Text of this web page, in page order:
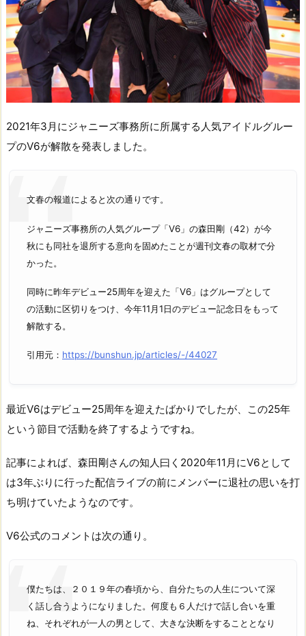
2021年3月にジャニーズ事務所に所属する人気アイドルグルー
プのV6が解散を発表しました。
文春の報道によると次の通りです。
ジャニーズ事務所の人気グループ「V6」の森田剛（42）が今
秋にも同社を退所する意向を固めたことが週刊文春の取材で分
かった。
同時に昨年デビュー25周年を迎えた「V6」はグループとして
の活動に区切りをつけ、今年11月1日のデビュー記念日をもって
解散する。
引用元： https://bunshun.jp/articles/-/44027
最近V6はデビュー25周年を迎えたばかりでしたが、この25年
という節目で活動を終了するようですね。
記事によれば、森田剛さんの知人曰く2020年11月にV6として
は3年ぶりに行った配信ライブの前にメンバーに退社の思いを打
ち明けていたようなのです。
V6公式のコメントは次の通り。
僕たちは、２０１９年の春頃から、自分たちの人生について深
く話し合うようになりました。何度も６人だけで話し合いを重
ね、それぞれが一人の男として、大きな決断をすることとなり